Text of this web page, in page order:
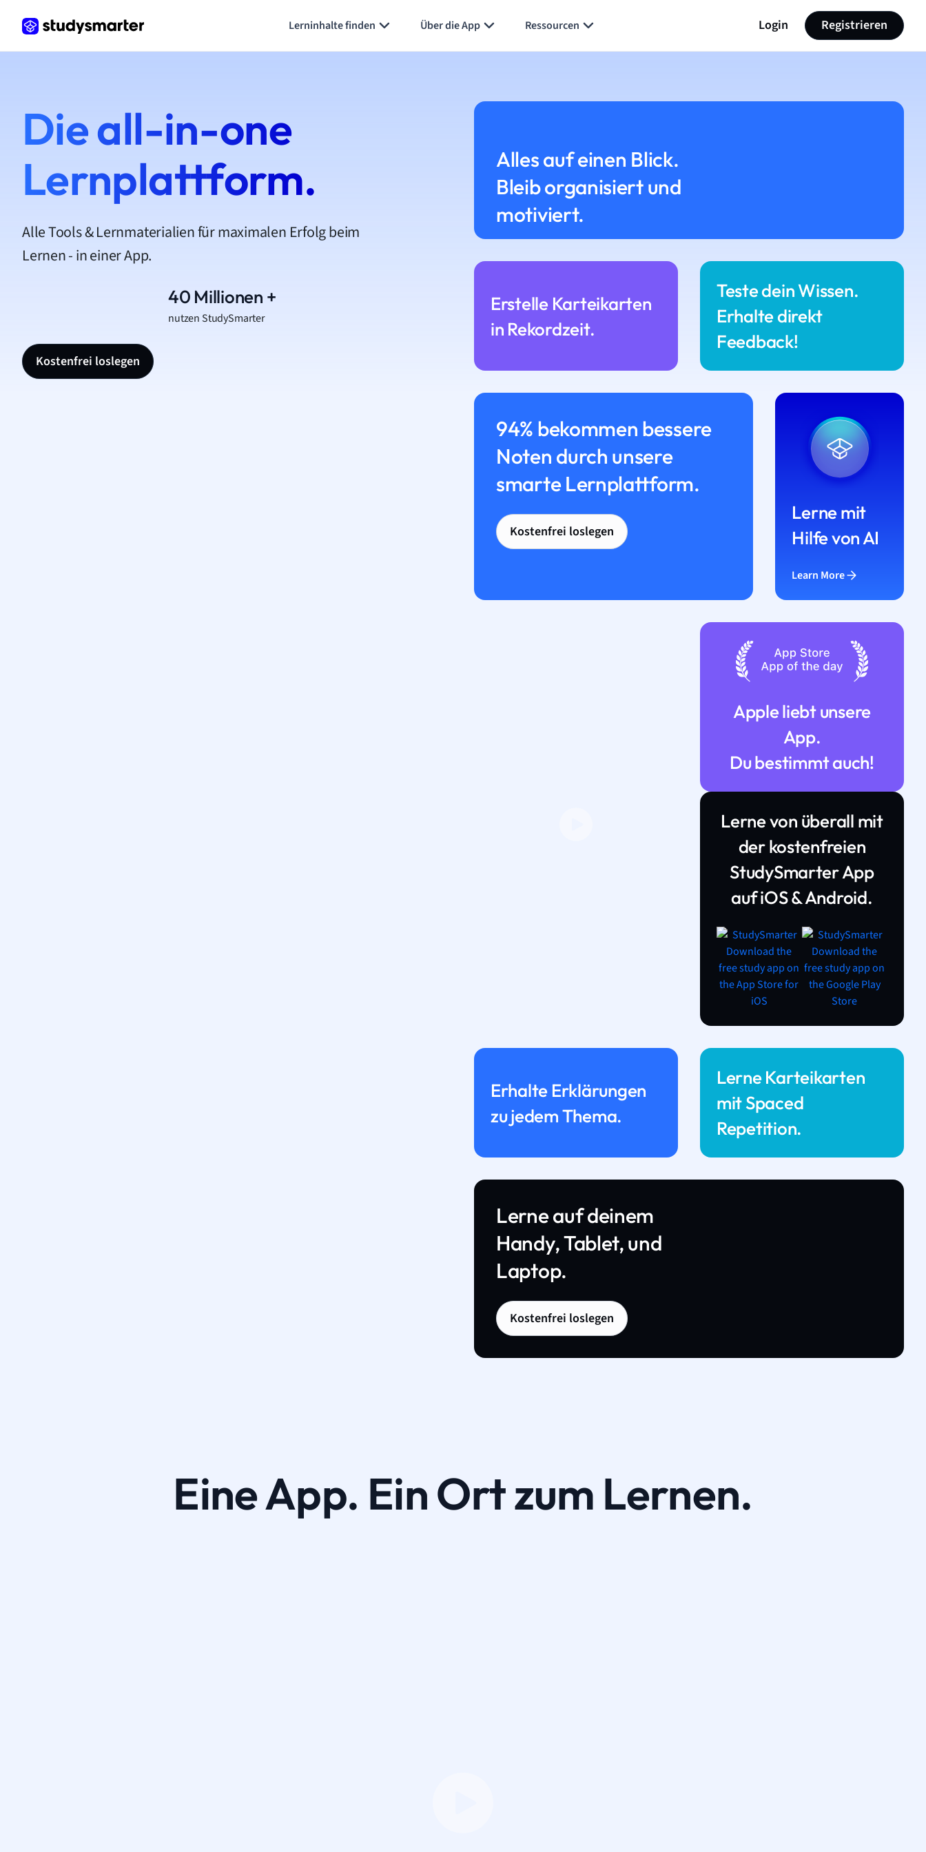
Lerninhalte finden Über die App Ressourcen Login Registrieren
Die all-in-one
Lernplattform.
Alle Tools & Lernmaterialien für maximalen Erfolg beim
Lernen - in einer App.
40 Millionen +
nutzen StudySmarter
Kostenfrei loslegen
Alles auf einen Blick.
Bleib organisiert und
motiviert.
Erstelle Karteikarten
in Rekordzeit.
Teste dein Wissen.
Erhalte direkt
Feedback!
94% bekommen bessere
Noten durch unsere
smarte Lernplattform.
Kostenfrei loslegen
Lerne mit
Hilfe von AI
Learn More
Apple liebt unsere
App.
Du bestimmt auch!
Lerne von überall mit
der kostenfreien
StudySmarter App
auf iOS & Android.
Erhalte Erklärungen
zu jedem Thema.
Lerne Karteikarten
mit Spaced
Repetition.
Lerne auf deinem
Handy, Tablet, und
Laptop.
Kostenfrei loslegen
Eine App. Ein Ort zum Lernen.